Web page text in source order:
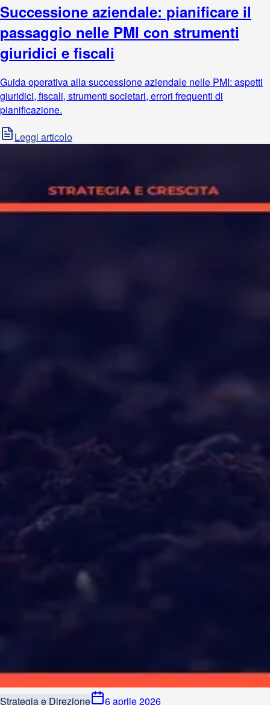
Successione aziendale: pianificare il
passaggio nelle PMI con strumenti
giuridici e fiscali
Guida operativa alla successione aziendale nelle PMI: aspetti
giuridici, fiscali, strumenti societari, errori frequenti di
pianificazione.
Leggi articolo
Strategia e Direzione 6 aprile 2026